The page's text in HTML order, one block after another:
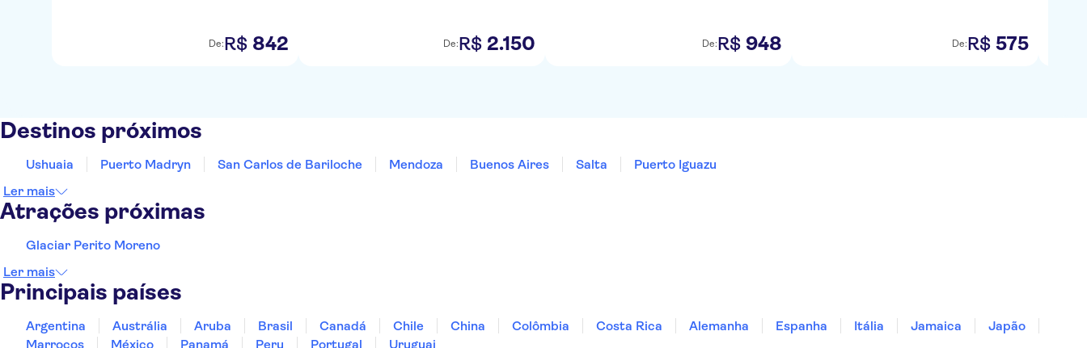
De:R$ 842 De:R$ 2.150 De:R$ 948 De:R$ 575
Destinos próximos
Ushuaia Puerto Madryn San Carlos de Bariloche Mendoza Buenos Aires Salta
Puerto Iguazu
Ler mais
Atrações próximas
Glaciar Perito Moreno
Ler mais
Principais países
Argentina Austrália Aruba Brasil Canadá Chile China Colômbia Costa Rica Alemanha Espanha Itália Jamaica
Japão
Marrocos
México Panamá Peru Portugal
Uruguai